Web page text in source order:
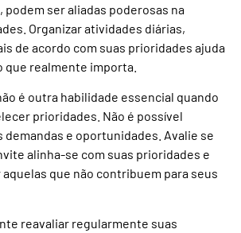
podem ser aliadas poderosas na
Organizar atividades diárias,
de acordo com suas prioridades ajuda
que realmente importa.
é outra habilidade essencial quando
prioridades. Não é possível
demandas e oportunidades. Avalie se
alinha-se com suas prioridades e
que não contribuem para seus
reavaliar regularmente suas